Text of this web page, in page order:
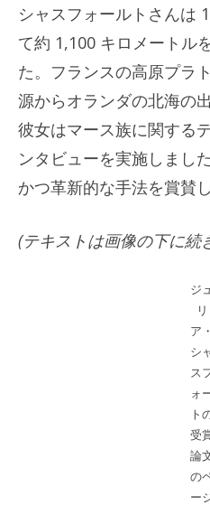
シャスフォールトさんは
て約 1,100 キロメートル
た。フランスの高原プラ
源からオランダの北海の
彼女はマース族に関する
ンタビューを実施しまし
かつ革新的な手法を賞賛し
(テキストは画像の下に続
ジ
リ
ア・
シ
ス
ォ
ト
受
論
の
ー